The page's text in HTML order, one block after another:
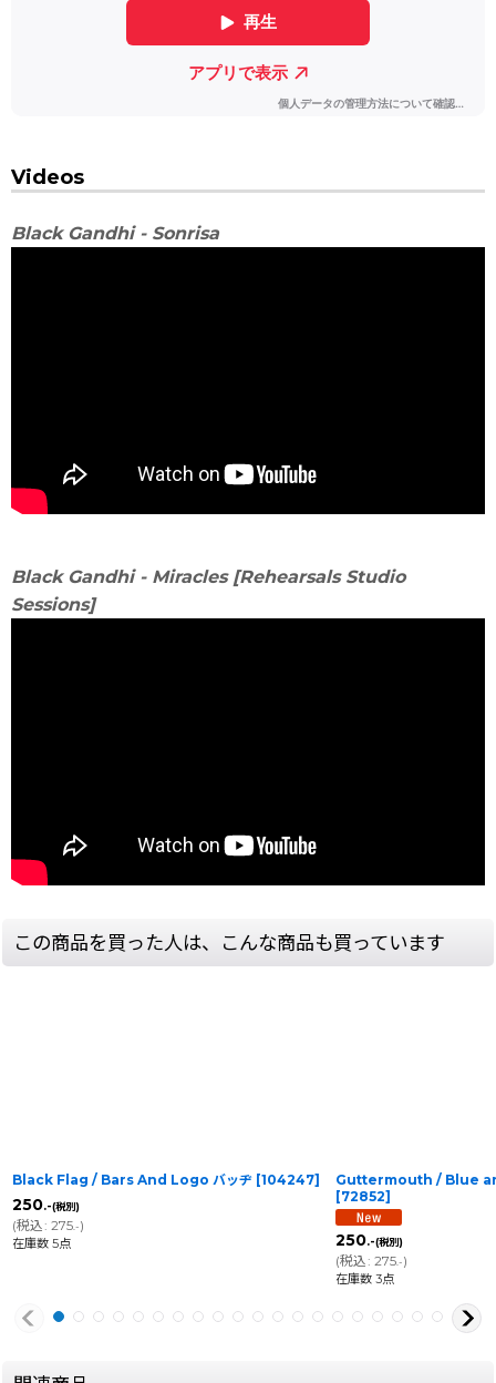
Videos
Black Gandhi - Sonrisa
Black Gandhi - Miracles [Rehearsals Studio
Sessions]
この商品を買った人は、こんな商品も買っています
Black Flag / Bars And Logo バッヂ [104247]
250.-(税別)
(税込: 275.-)
在庫数 5点
Guttermouth / Blue
[72852]
250.-(税別)
(税込: 275.-)
在庫数 3点